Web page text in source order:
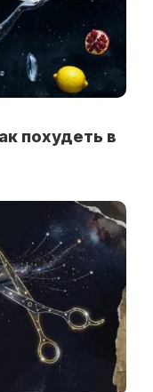
похудеть в